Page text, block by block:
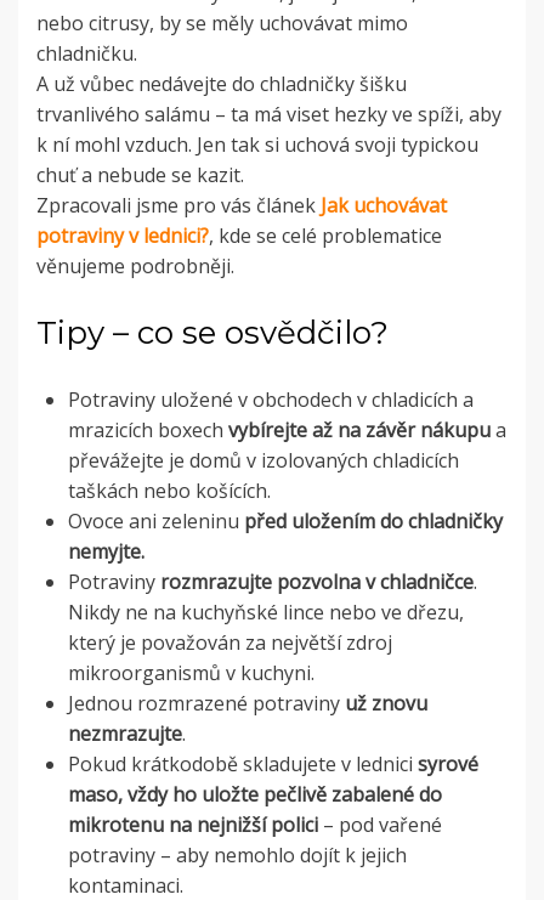
nebo citrusy, by se měly uchovávat mimo
chladničku.
A už vůbec nedávejte do chladničky šišku
trvanlivého salámu – ta má viset hezky ve spíži, aby
k ní mohl vzduch. Jen tak si uchová svoji typickou
chuť a nebude se kazit.
Zpracovali jsme pro vás článek Jak uchovávat
potraviny v lednici?, kde se celé problematice
věnujeme podrobněji.
Tipy – co se osvědčilo?
Potraviny uložené v obchodech v chladicích a
mrazicích boxech vybírejte až na závěr nákupua
převážejte je domů v izolovaných chladicích
taškách nebo košících.
Ovoce ani zeleninu před uložením do chladničky
nemyjte.
Potraviny rozmrazujte pozvolna v chladničce.
Nikdy ne na kuchyňské lince nebo ve dřezu,
který je považován za největší zdroj
mikroorganismů v kuchyni.
Jednou rozmrazené potraviny už znovu
nezmrazujte.
Pokud krátkodobě skladujete v lednici syrové
maso, vždy ho uložte pečlivě zabalené do
mikrotenu na nejnižší polici – pod vařené
potraviny – aby nemohlo dojít k jejich
kontaminaci.